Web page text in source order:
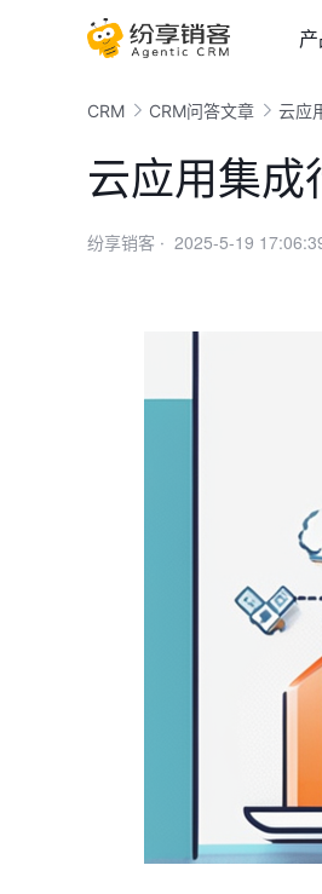
CRM CRM问答文章 云应
云应用集成
纷享销客 · 2025-5-19